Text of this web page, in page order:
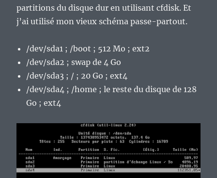
partitions du disque dur en utilisant cfdisk. Et
j’ai utilisé mon vieux schéma passe-partout.
/dev/sda1 ; /boot ; 512 Mo ; ext2
/dev/sda2 ; swap de 4 Go
/dev/sda3 ; / ; 20 Go ; ext4
/dev/sda4 ; /home ; le reste du disque de 128
Go ; ext4